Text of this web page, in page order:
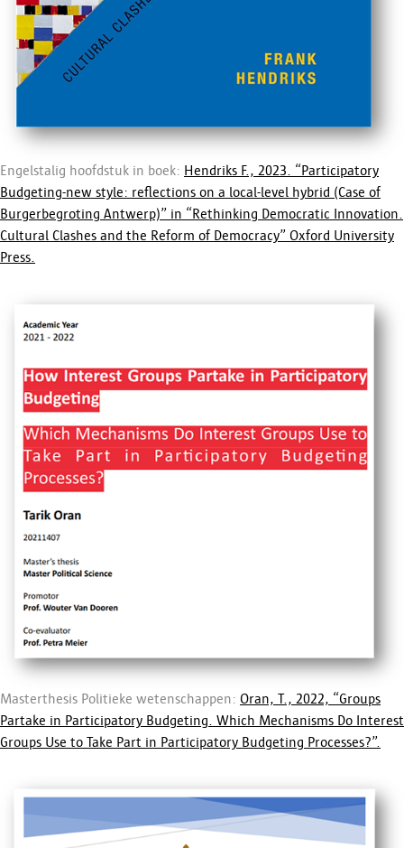
Engelstalig hoofdstuk in boek: Hendriks F., 2023. “Participatory
Budgeting-new style: reflections on a local-level hybrid (Case of
Burgerbegroting Antwerp)” in “Rethinking Democratic Innovation.
Cultural Clashes and the Reform of Democracy” Oxford University
Press.
Masterthesis Politieke wetenschappen: Oran, T., 2022, “Groups
Partake in Participatory Budgeting. Which Mechanisms Do Interest
Groups Use to Take Part in Participatory Budgeting Processes?”.